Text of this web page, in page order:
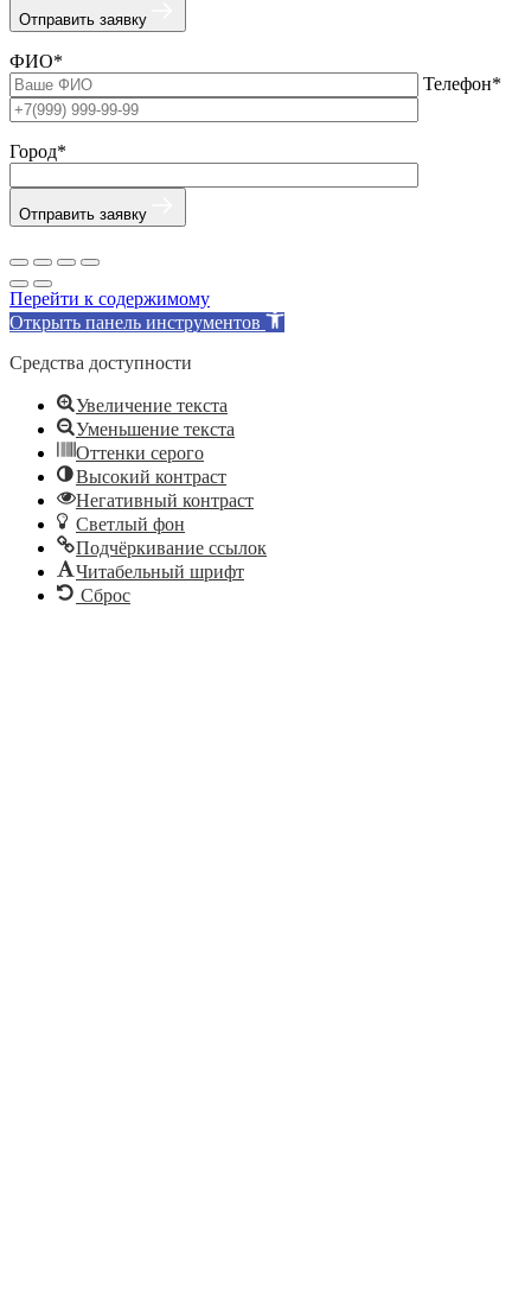
Отправить заявку
ФИО*
Телефон*
Город*
Отправить заявку
Перейти к содержимому
Открыть панель инструментов
Средства доступности
Увеличение текста
Уменьшение текста
Оттенки серого
Высокий контраст
Негативный контраст
Светлый фон
Подчёркивание ссылок
Читабельный шрифт
Сброс